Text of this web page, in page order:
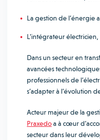
La gestion de l’énergie
L’intégrateur
Dans un secteur en
avancées
professionnels de
s’adapter à l’évolution
Acteur majeur de la
Praxedoa à cœur
secteur dans leur